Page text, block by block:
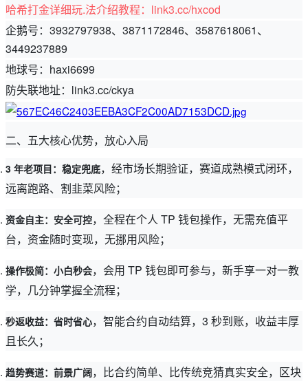
哈希打金详细玩.法介绍教程：link3.cc/hxcod
企鹅号：3932797938、3871172846、3587618061、
3449237889
地球号：haxi6699
防失联地址：link3.cc/ckya
二、五大核心优势，放心入局
3 年老项目：稳定兜底，经市场长期验证，赛道成熟模式闭环，
远离跑路、割韭菜风险；
资金自主：安全可控，全程在个人 TP 钱包操作，无需充值平
台，资金随时变现，无挪用风险；
操作极简：小白秒会，会用 TP 钱包即可参与，新手享一对一教
学，几分钟掌握全流程；
秒返收益：省时省心，智能合约自动结算，3 秒到账，收益丰厚
且长久；
趋势赛道：前景广阔，比合约简单、比传统竞猜真实安全，区块